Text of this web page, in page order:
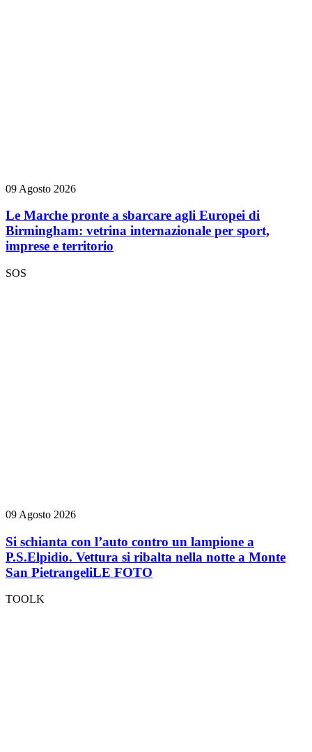
09 Agosto 2026
Le Marche pronte a sbarcare agli Europei di
Birmingham: vetrina internazionale per sport,
imprese e territorio
SOS
09 Agosto 2026
Si schianta con l’auto contro un lampione a
P.S.Elpidio. Vettura si ribalta nella notte a Monte
San PietrangeliLE FOTO
TOOLK